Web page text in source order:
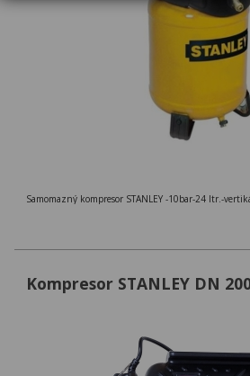
Samomazný kompresor STANLEY -10bar-24 ltr.-
Kompresor STANLEY DN